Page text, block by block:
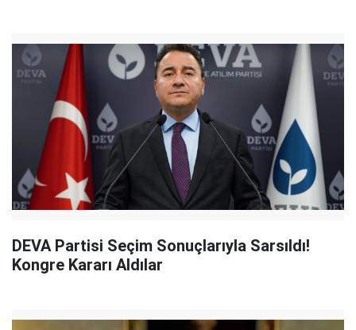
DEVA Partisi Seçim Sonuçlarıyla Sarsıldı!
Kongre Kararı Aldılar